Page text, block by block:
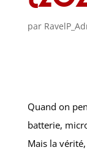
par
Quand on
batterie,
Mais la vérité,